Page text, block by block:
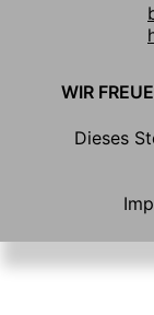
WIR
Dieses